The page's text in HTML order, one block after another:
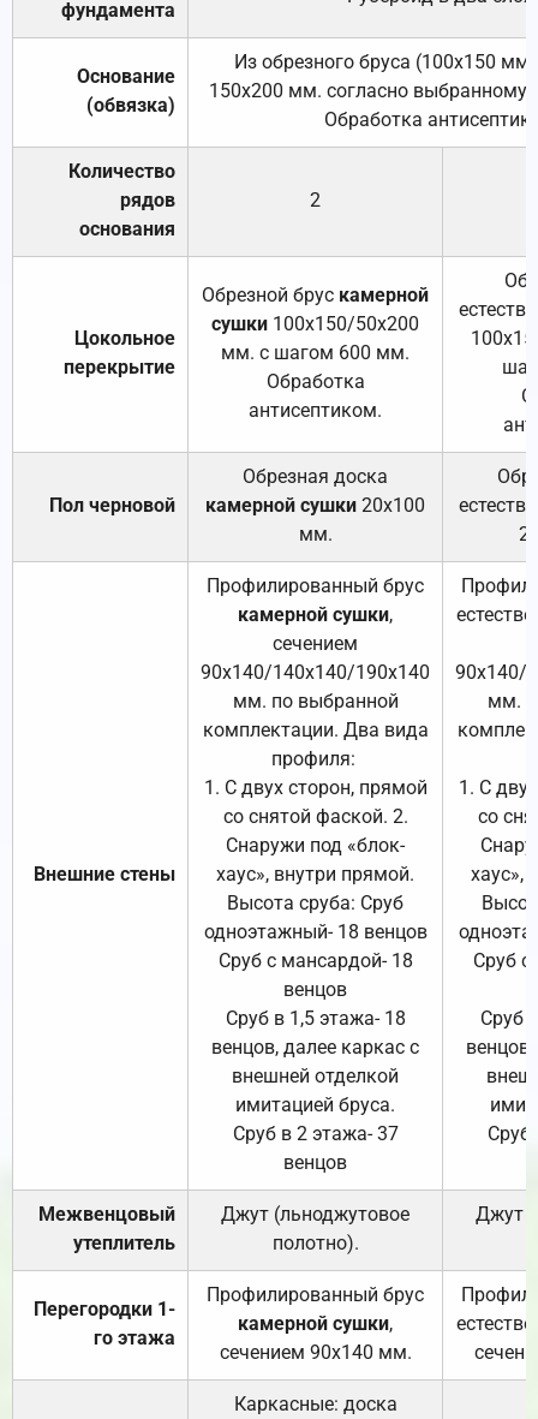
фундамента
Основание
(обвязка)
Из обрезного бруса (100х150
150х200 мм. согласно выбранному
Обработка
Количество
рядов
основания
2
Цокольное
перекрытие
Обрезной брус камерной
сушки 100х150/50х200
мм. с шагом 600 мм.
Обработка
антисептиком.
Пол черновой
Обрезная доска
камерной сушки 20х100
мм.
Внешние стены
Профилированный брус
камерной сушки,
сечением
90х140/140х140/190х140
мм. по выбранной
комплектации. Два вида
профиля:
1. С двух сторон, прямой
со снятой фаской. 2.
Снаружи под «блок-
хаус», внутри прямой.
Высота сруба: Сруб
одноэтажный- 18 венцов
Сруб с мансардой- 18
венцов
Сруб в 1,5 этажа- 18
венцов, далее каркас с
внешней отделкой
имитацией бруса.
Сруб в 2 этажа- 37
венцов
90х140/
мм.
1. С
со
хаус»,
Сруб с
Сруб
Сруб
Межвенцовый
утеплитель
Джут (льноджутовое
полотно).
Джут
Перегородки 1-
го этажа
Профилированный брус
камерной сушки,
сечением 90х140 мм.
Каркасные: доска